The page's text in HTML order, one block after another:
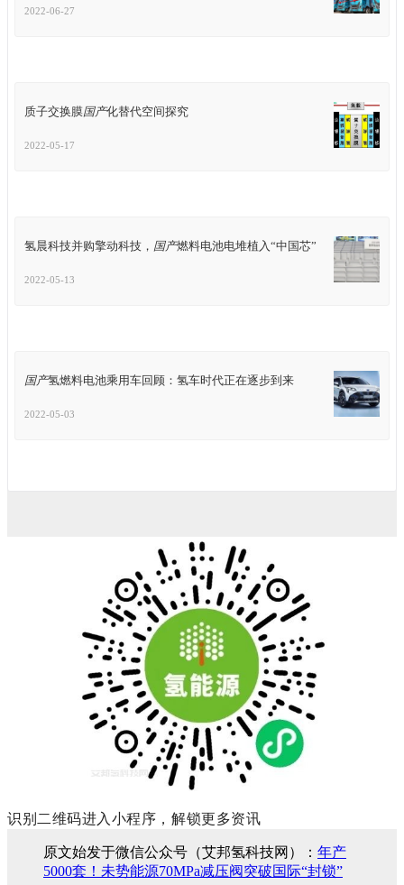
2022-06-27
质子交换膜国产化替代空间探究
2022-05-17
氢晨科技并购擎动科技， 国产燃料电池电堆植入“中国芯”
2022-05-13
国产氢燃料电池乘用车回顾：氢车时代正在逐步到来
2022-05-03
识别二维码进入小程序，解锁更多资讯
原文始发于微信公众号（艾邦氢科技网）： 年产
5000套！未势能源70MPa减压阀突破国际“封锁”